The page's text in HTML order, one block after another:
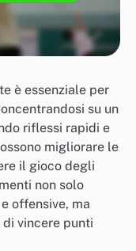
è essenziale per
su un
riflessi rapidi e
migliorare le
il gioco degli
non solo
offensive, ma
vincere punti